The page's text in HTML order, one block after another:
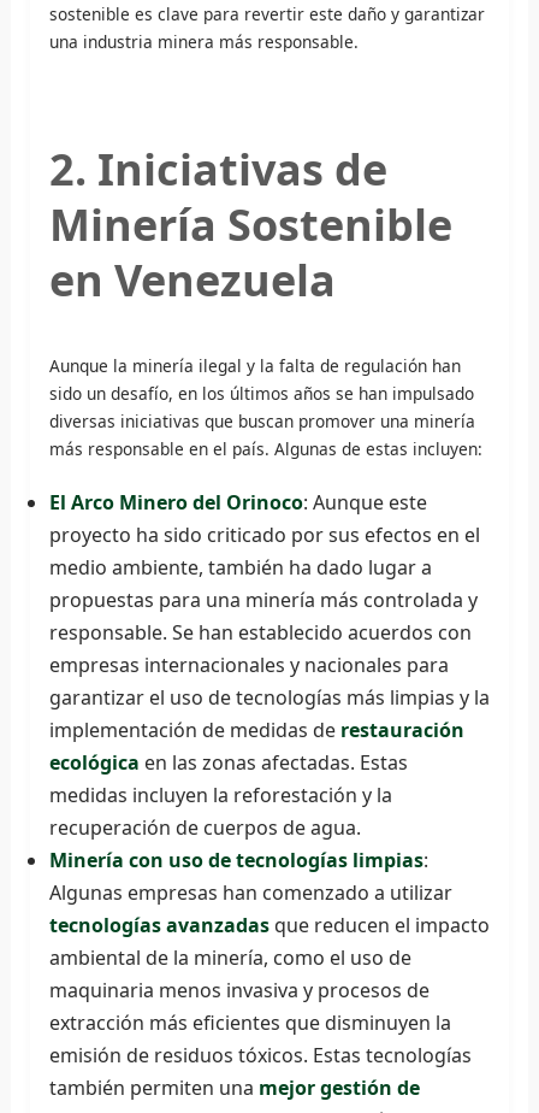
sostenible es clave para revertir este daño y garantizar
una industria minera más responsable.
2. Iniciativas de
Minería Sostenible
en Venezuela
Aunque la minería ilegal y la falta de regulación han
sido un desafío, en los últimos años se han impulsado
diversas iniciativas que buscan promover una minería
más responsable en el país. Algunas de estas incluyen:
El Arco Minero del Orinoco: Aunque este
proyecto ha sido criticado por sus efectos en el
medio ambiente, también ha dado lugar a
propuestas para una minería más controlada y
responsable. Se han establecido acuerdos con
empresas internacionales y nacionales para
garantizar el uso de tecnologías más limpias y la
implementación de medidas de restauración
ecológica en las zonas afectadas. Estas
medidas incluyen la reforestación y la
recuperación de cuerpos de agua.
Minería con uso de tecnologías limpias:
Algunas empresas han comenzado a utilizar
tecnologías avanzadasque reducen el impacto
ambiental de la minería, como el uso de
maquinaria menos invasiva y procesos de
extracción más eficientes que disminuyen la
emisión de residuos tóxicos. Estas tecnologías
también permiten una mejor gestión de